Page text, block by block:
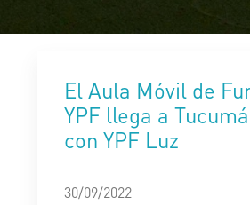
El Aula Móvil de
YPF llega a
con YPF Luz
30/09/2022